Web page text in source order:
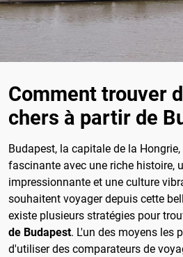
Comment trouver
chers à partir de
Budapest, la capitale de la
fascinante avec une riche histoire,
impressionnante et une culture
souhaitent voyager depuis cette
existe plusieurs stratégies pour
de Budapest. L'un des moyens les
d'utiliser des comparateurs de